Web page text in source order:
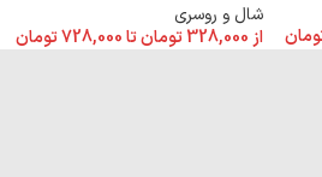
شال و روسری
از 328,000تومانتا728,000تومان